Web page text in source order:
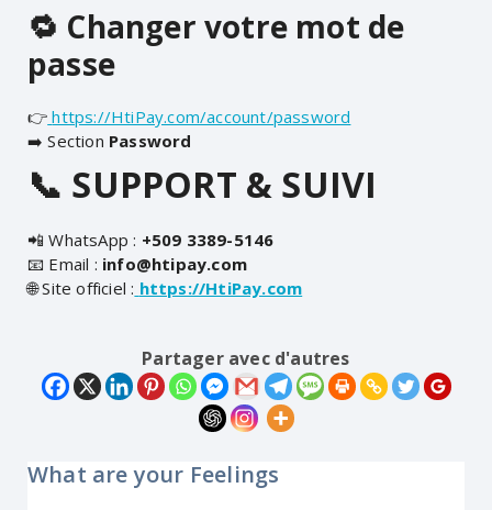
🔁 Changer votre mot de
passe
👉 https://HtiPay.com/account/password
➡️ Section Password
📞 SUPPORT & SUIVI
📲 WhatsApp : +509 3389-5146
📧 Email : info@htipay.com
🌐 Site officiel : https://HtiPay.com
Partager avec d'autres
What are your Feelings